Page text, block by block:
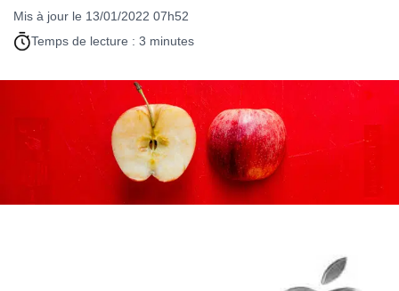
Mis à jour le 13/01/2022 07h52
Temps de lecture : 3 minutes